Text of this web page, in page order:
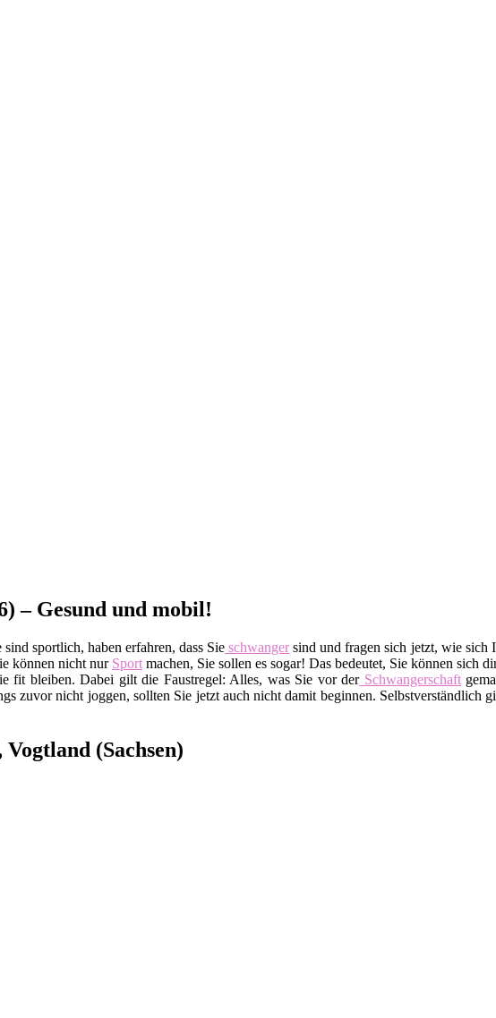
– Gesund und mobil!
sportlich, haben erfahren, dass Sie schwangersind und fragen sich jetzt, wie sich
können nicht nur Sport machen, Sie sollen es sogar! Das bedeutet, Sie können sich
fit bleiben. Dabei gilt die Faustregel: Alles, was Sie vor derSchwangerschaft
zuvor nicht joggen, sollten Sie jetzt auch nicht damit beginnen. Selbstverständlich
(Sachsen)